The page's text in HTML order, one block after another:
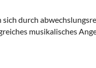
durch
musikalisches